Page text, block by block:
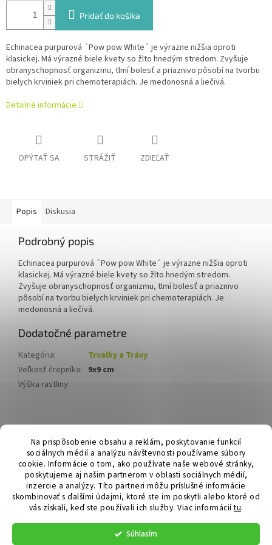
Na prispôsobenie obsahu a reklám, poskytovanie funkcií
sociálnych médií a analýzu návštevnosti používame súbory
cookie. Informácie o tom, ako používate naše webové stránky,
poskytujeme aj našim partnerom v oblasti sociálnych médií,
inzercie a analýzy. Títo partneri môžu príslušné informácie
skombinovať s ďalšími údajmi, ktoré ste im poskytli alebo ktoré od
vás získali, keď ste používali ich služby. Viac informáciítu.
Súhlasím
Pridať do košíka
Echinacea purpurová ´Pow pow White´ je výrazne nižšia oproti
klasickej. Má výrazné biele kvety so žlto hnedým stredom. Zvyšuje
obranyschopnosť organizmu, tlmí bolesť a priaznivo pôsobí na tvorbu
bielych krviniek pri chemoterapiách. Je medonosná a liečivá.
Detailné informácie
OPÝTAŤ SA STRÁŽIŤ ZDIEĽAŤ
Popis Diskusia
Podrobný popis
Echinacea purpurová ´Pow pow White´ je výrazne nižšia oproti
klasickej. Má výrazné biele kvety so žlto hnedým stredom.
Zvyšuje obranyschopnosť organizmu, tlmí bolesť a priaznivo
pôsobí na tvorbu bielych krviniek pri chemoterapiách. Je
medonosná a liečivá.
Dodatočné parametre
Kategória:
Trvalky a Trávy
Veľkosť črepníka: 9x9 cm
Výška rastliny:
á
Hurmikaki.com
Vytvoril Shoptet